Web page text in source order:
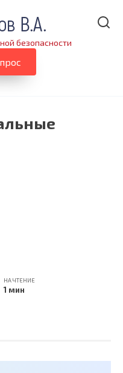
безопасности
НА ЧТЕНИЕ
1 мин